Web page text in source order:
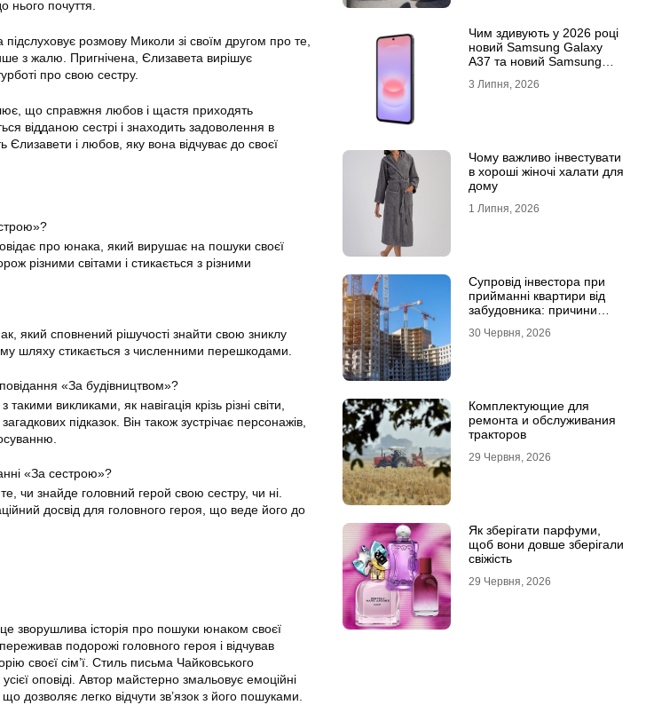
нього почуття.
розмову Миколи зі своїм другом про те,
з жалю. Пригнічена, Єлизавета вирішує
про свою сестру.
що справжня любов і щастя приходять
відданою сестрі і знаходить задоволення в
Єлизавети і любов, яку вона відчуває до своєї
про юнака, який вирушає на пошуки своєї
різними світами і стикається з різними
який сповнений рішучості знайти свою зниклу
шляху стикається з численними перешкодами.
«За будівництвом»?
викликами, як навігація крізь різні світи,
підказок. Він також зустрічає персонажів,
«За сестрою»?
чи знайде головний герой свою сестру, чи ні.
досвід для головного героя, що веде його до
зворушлива історія про пошуки юнаком своєї
подорожі головного героя і відчував
своєї сім’ї. Стиль письма Чайковського
оповіді. Автор майстерно змальовує емоційні
дозволяє легко відчути зв’язок з його пошуками.
Чим здивують у 2026 році
новий Samsung Galaxy
A37 та новий Samsung
3 Липня, 2026
Чому важливо інвестувати
в хороші жіночі халати для
дому
1 Липня, 2026
Супровід інвестора при
прийманні квартири від
забудовника: причини
30 Червня, 2026
Комплектующие для
ремонта и обслуживания
тракторов
29 Червня, 2026
Як зберігати парфуми,
щоб вони довше зберігали
свіжість
29 Червня, 2026